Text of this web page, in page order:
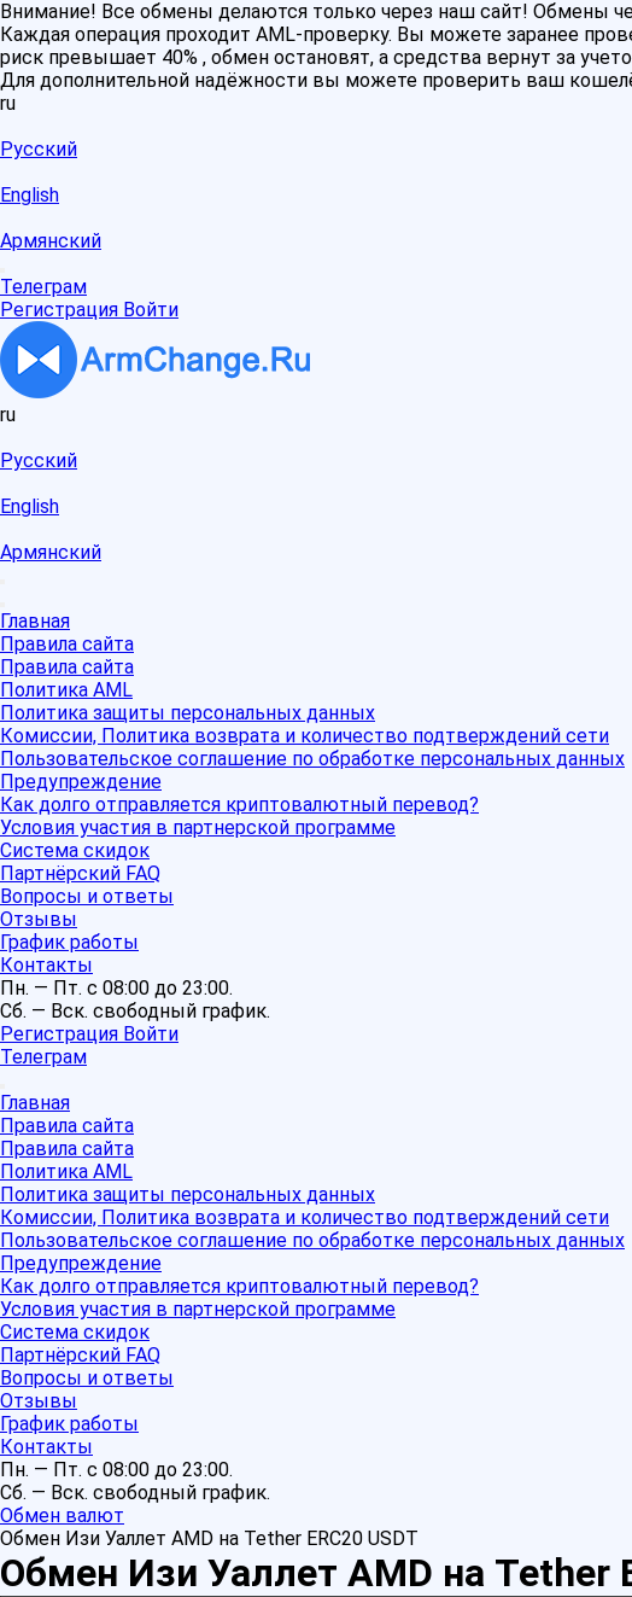
Внимание! Все обмены делаются только через наш сайт! Обмены
Каждая операция проходит AML-проверку. Вы можете заранее
риск превышает 40% , обмен остановят, а средства вернут за
Для дополнительной надёжности вы можете проверить ваш
ru
Русский
English
Армянский
Телеграм
Регистрация Войти
ru
Русский
English
Армянский
Главная
Правила сайта
Правила сайта
Политика AML
Политика защиты персональных данных
Комиссии, Политика возврата и количество подтверждений сети
Пользовательское соглашение по обработке персональных данных
Предупреждение
Как долго отправляется криптовалютный перевод?
Условия участия в партнерской программе
Система скидок
Партнёрский FAQ
Вопросы и ответы
Отзывы
График работы
Контакты
Пн. — Пт. с 08:00 до 23:00.
Сб. — Вск. свободный график.
Регистрация Войти
Телеграм
Главная
Правила сайта
Правила сайта
Политика AML
Политика защиты персональных данных
Комиссии, Политика возврата и количество подтверждений сети
Пользовательское соглашение по обработке персональных данных
Предупреждение
Как долго отправляется криптовалютный перевод?
Условия участия в партнерской программе
Система скидок
Партнёрский FAQ
Вопросы и ответы
Отзывы
График работы
Контакты
Пн. — Пт. с 08:00 до 23:00.
Сб. — Вск. свободный график.
Обмен валют
Обмен Изи Уаллет AMD на Tether ERC20 USDT
Обмен Изи Уаллет AMD на Tether